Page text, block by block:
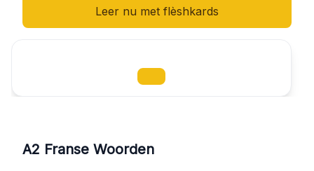
Leer nu met flèshkards
A2 Franse Woorden